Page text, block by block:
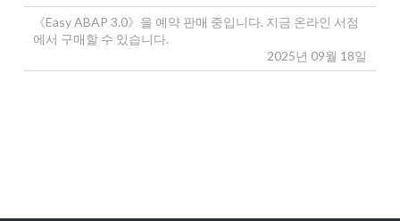
《Easy ABAP 3.0》을 예약 판매 중입니다. 지금 온라인 서점
에서 구매할 수 있습니다.
2025년 09월 18일